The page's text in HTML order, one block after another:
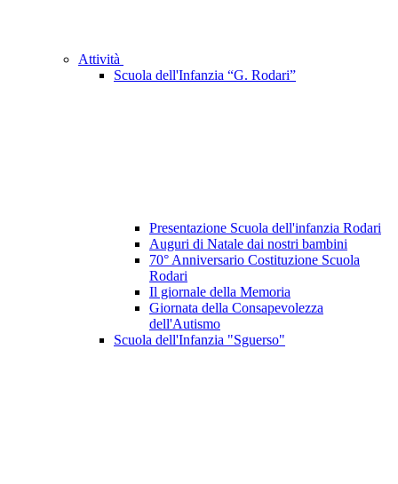
Attività
Scuola dell'Infanzia “G. Rodari”
Presentazione Scuola dell'infanzia Rodari
Auguri di Natale dai nostri bambini
70° Anniversario Costituzione Scuola
Rodari
Il giornale della Memoria
Giornata della Consapevolezza
dell'Autismo
Scuola dell'Infanzia "Sguerso"